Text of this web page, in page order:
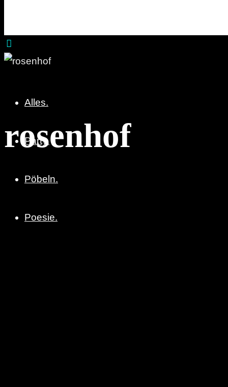
Alles.
Party.
Pöbeln.
Poesie.
rosenhof